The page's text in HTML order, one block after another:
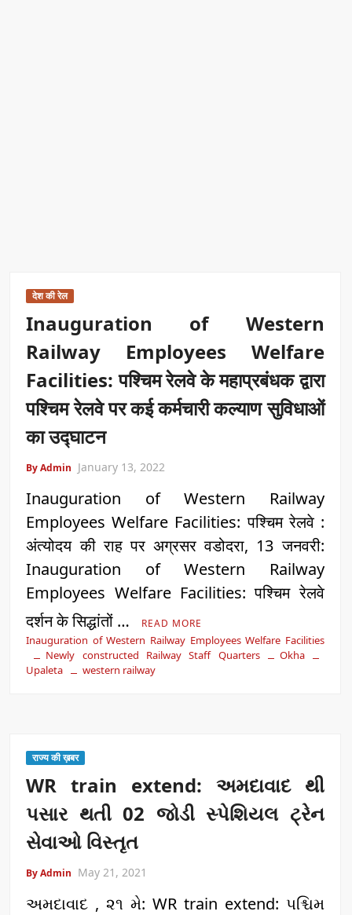
देश की रेल
Inauguration of Western
Railway Employees Welfare
Facilities: पश्चिम रेलवे के महाप्रबंधक द्वारा
पश्चिम रेलवे पर कई कर्मचारी कल्याण सुविधाओं
का उद्घाटन
By Admin January 13, 2022
Inauguration of Western Railway
Employees Welfare Facilities: पश्चिम रेलवे :
अंत्योदय की राह पर अग्रसर वडोदरा, 13 जनवरी:
Inauguration of Western Railway
Employees Welfare Facilities: पश्चिम रेलवे
दर्शन के सिद्धांतों …
READ MORE
Inauguration of Western Railway Employees Welfare Facilities
Newly constructed Railway Staff Quarters
Okha
Upaleta
western railway
राज्य की ख़बर
WR train extend: અમદાવાદ થી
પસાર થતી 02 જોડી સ્પેશિયલ ટ્રેન
સેવાઓ વિસ્તૃત
By Admin May 21, 2021
અમદાવાદ , ૨૧ મે: WR train extend: પશ્ચિમ